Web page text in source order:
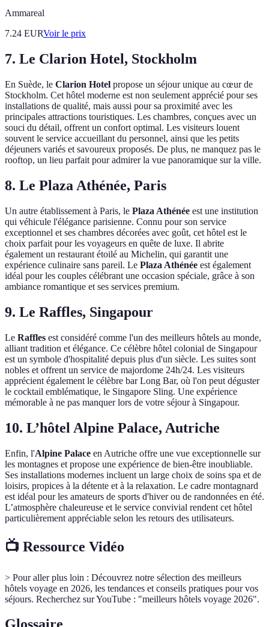
Ammareal
7.24 EURVoir le prix
7. Le Clarion Hotel, Stockholm
En Suède, le Clarion Hotel propose un séjour unique au cœur de
Stockholm. Cet hôtel moderne est non seulement apprécié pour ses
installations de qualité, mais aussi pour sa proximité avec les
principales attractions touristiques. Les chambres, conçues avec un
souci du détail, offrent un confort optimal. Les visiteurs louent
souvent le service accueillant du personnel, ainsi que les petits
déjeuners variés et savoureux proposés. De plus, ne manquez pas le
rooftop, un lieu parfait pour admirer la vue panoramique sur la ville.
8. Le Plaza Athénée, Paris
Un autre établissement à Paris, le Plaza Athénée est une institution
qui véhicule l'élégance parisienne. Connu pour son service
exceptionnel et ses chambres décorées avec goût, cet hôtel est le
choix parfait pour les voyageurs en quête de luxe. Il abrite
également un restaurant étoilé au Michelin, qui garantit une
expérience culinaire sans pareil. Le Plaza Athénée est également
idéal pour les couples célébrant une occasion spéciale, grâce à son
ambiance romantique et ses services premium.
9. Le Raffles, Singapour
Le Raffles est considéré comme l'un des meilleurs hôtels au monde,
alliant tradition et élégance. Ce célèbre hôtel colonial de Singapour
est un symbole d'hospitalité depuis plus d'un siècle. Les suites sont
nobles et offrent un service de majordome 24h/24. Les visiteurs
apprécient également le célèbre bar Long Bar, où l'on peut déguster
le cocktail emblématique, le Singapore Sling. Une expérience
mémorable à ne pas manquer lors de votre séjour à Singapour.
10. L’hôtel Alpine Palace, Autriche
Enfin, l'Alpine Palace en Autriche offre une vue exceptionnelle sur
les montagnes et propose une expérience de bien-être inoubliable.
Ses installations modernes incluent un large choix de soins spa et de
loisirs, propices à la détente et à la relaxation. Le cadre montagnard
est idéal pour les amateurs de sports d'hiver ou de randonnées en été.
L’atmosphère chaleureuse et le service convivial rendent cet hôtel
particulièrement appréciable selon les retours des utilisateurs.
📺 Ressource Vidéo
> Pour aller plus loin : Découvrez notre sélection des meilleurs
hôtels voyage en 2026, les tendances et conseils pratiques pour vos
séjours. Recherchez sur YouTube : "meilleurs hôtels voyage 2026".